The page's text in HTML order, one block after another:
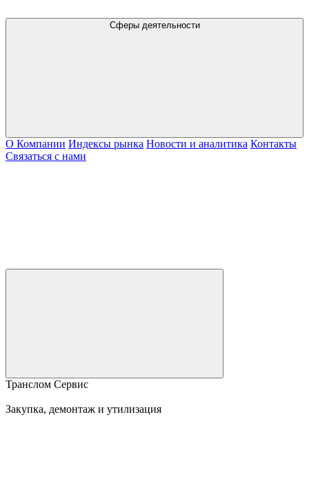
Сферы деятельности
О Компании Индексы рынка Новости и аналитика Контакты
Связаться с нами
Транслом Сервис
Закупка, демонтаж и утилизация